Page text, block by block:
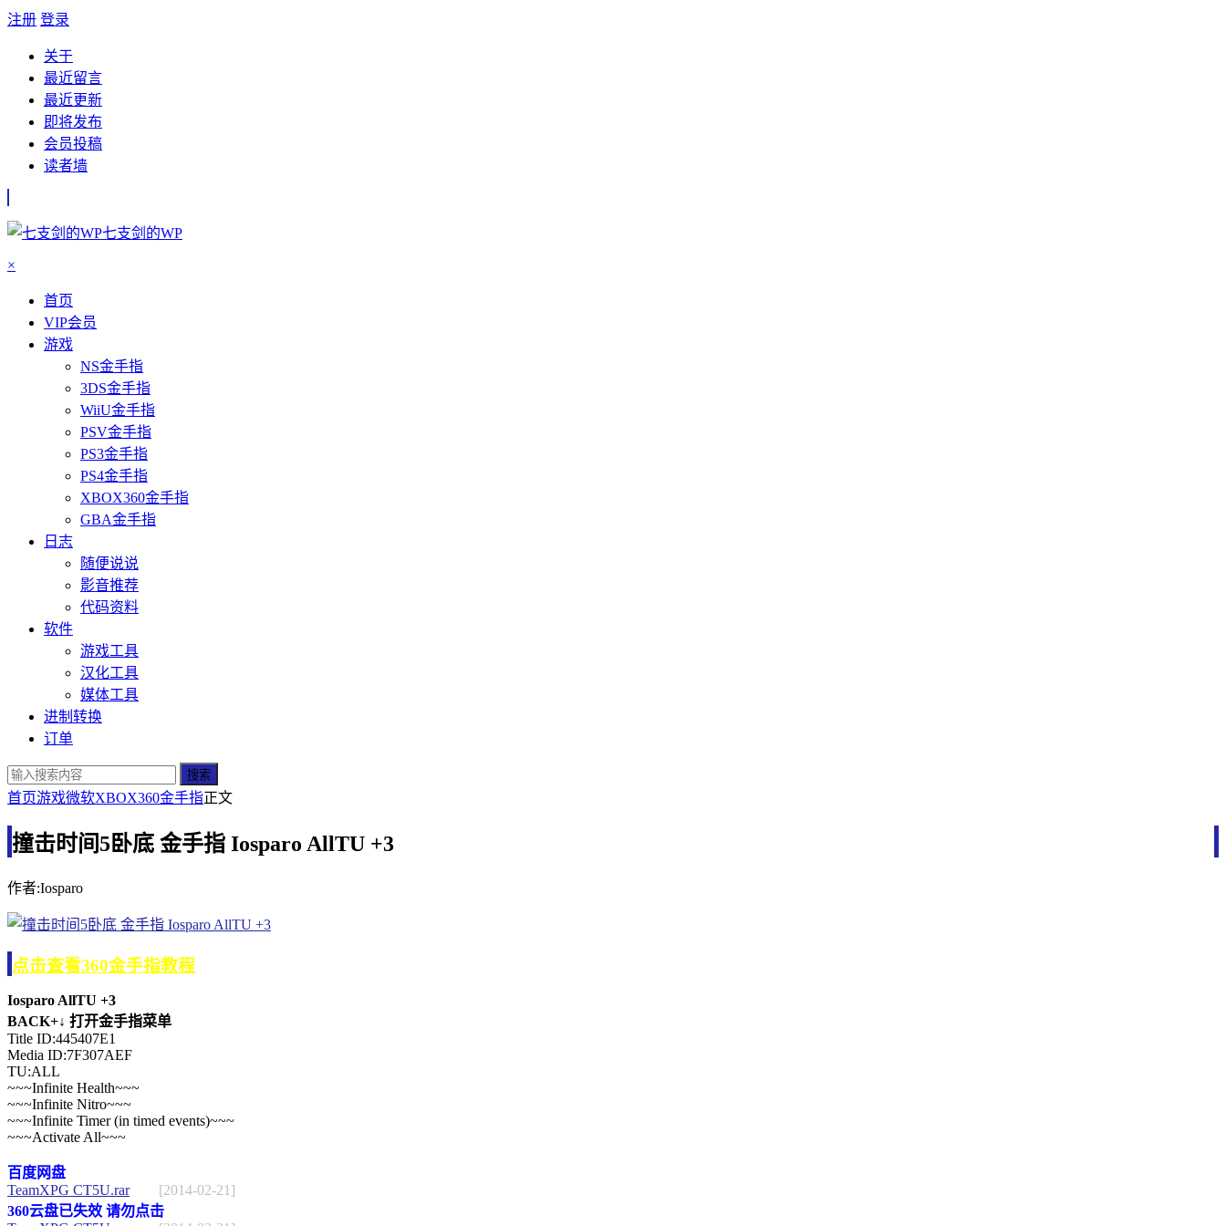
注册 登录
关于
最近留言
最近更新
即将发布
会员投稿
读者墙
七支剑的WP
×
首页
VIP会员
游戏
NS金手指
3DS金手指
WiiU金手指
PSV金手指
PS3金手指
PS4金手指
XBOX360金手指
GBA金手指
日志
随便说说
影音推荐
代码资料
软件
游戏工具
汉化工具
媒体工具
进制转换
订单
搜索
首页游戏微软XBOX360金手指正文
撞击时间5卧底 金手指 Iosparo AllTU +3
作者:Iosparo
点击查看360金手指教程
Iosparo AllTU +3
BACK+↓ 打开金手指菜单
Title ID:445407E1
Media ID:7F307AEF
TU:ALL
~~~Infinite Health~~~
~~~Infinite Nitro~~~
~~~Infinite Timer (in timed events)~~~
~~~Activate All~~~
百度网盘
TeamXPG CT5U.rar
[2014-02-21]
360云盘已失效 请勿点击